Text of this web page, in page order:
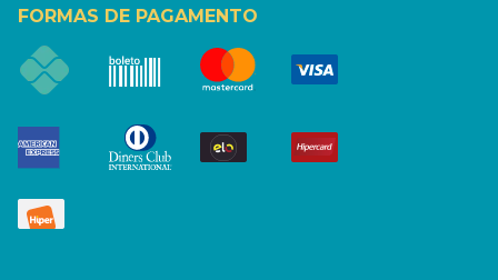
FORMAS DE PAGAMENTO